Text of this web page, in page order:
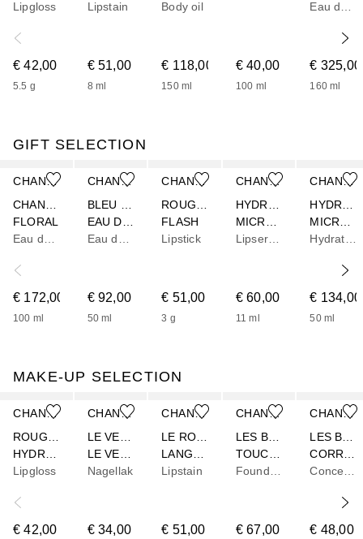
Lipgloss
€ 42,00
5.5 g
Lipstain
€ 51,00
8 ml
Body oil
€ 118,00
150 ml
€ 40,00
100 ml
€ 325,00
160 ml
GIFT SELECTION
CHANEL
FLORAL
€ 172,00
100 ml
CHANEL
€ 92,00
50 ml
CHANEL
FLASH
Lipstick
€ 51,00
3 g
CHANEL
Lipserum
€ 60,00
11 ml
CHANEL
€ 134,00
50 ml
MAKE-UP SELECTION
CHANEL
Lipgloss
€ 42,00
CHANEL
Nagellak
€ 34,00
CHANEL
Lipstain
€ 51,00
CHANEL
LES BEIGES
€ 67,00
CHANEL
€ 48,00